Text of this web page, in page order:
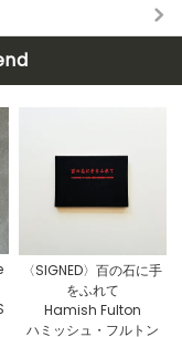
〈SIGNED〉百の石に手
をふれて
Hamish Fulton
ハミッシュ・フルトン